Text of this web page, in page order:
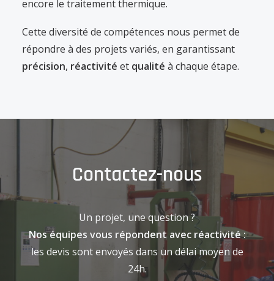
encore le traitement thermique.
Cette diversité de compétences nous permet de
répondre à des projets variés, en garantissant
précision, réactivité et qualité à chaque étape.
Contactez-nous
Un projet, une question ?
Nos équipes vous répondent avec réactivité :
les devis sont envoyés dans un délai moyen de
24h.